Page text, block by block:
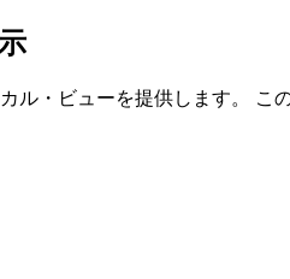
ル・ビューを提供します。